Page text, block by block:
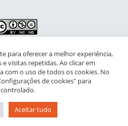
de Pesquisa para a Infância e
Janeiro - Campus da Praia Vermelha
Decania do CFCH
22.290-902
para oferecer a melhor experiência,
visitas repetidas. Ao clicar em
com o uso de todos os cookies. No
de cookies" para
Aceitar tudo